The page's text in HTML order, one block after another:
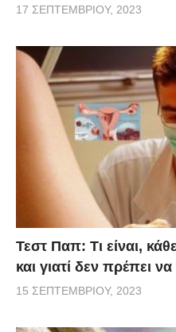
17 ΣΕΠΤΕΜΒΡΊΟΥ, 2023
Τεστ Παπ: Τι είναι,
και γιατί δεν πρέπει
15 ΣΕΠΤΕΜΒΡΊΟΥ, 2023